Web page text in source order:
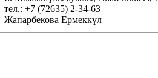
тел.: +7 (72635) 2‑34‑63
Жапарбекова Ермеккүл